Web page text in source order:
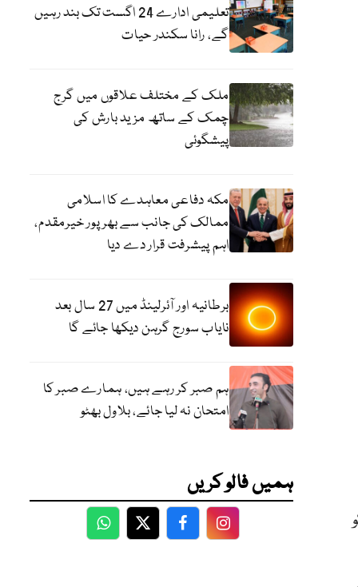
تعلیمی ادارے 24 اگست تک بند رہیں
گے، رانا سکندر حیات
ملک کے مختلف علاقوں میں گرج
چمک کے ساتھ مزید بارش کی
پیشگوئی
مکہ دفاعی معاہدے کا اسلامی
ممالک کی جانب سے بھرپور خیرمقدم،
اہم پیشرفت قرار دے دیا
برطانیہ اور آئرلینڈ میں 27 سال بعد
نایاب سورج گرہن دیکھا جائے گا
ہم صبر کر رہے ہیں، ہمارے صبر کا
امتحان نہ لیا جائے، بلاول بھٹو
ہمیں فالو کریں
WhatsApp
TwitterFacebookFacebook